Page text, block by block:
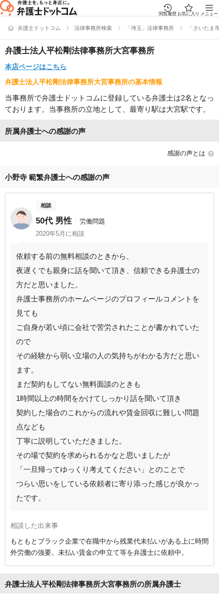
閲覧履歴 お気に入り メニュー
弁護士ドットコム 法律事務所検索 「埼玉」法律事務所 「さいたま
弁護士法人平松剛法律事務所大宮事務所
本店ページはこちら
弁護士法人平松剛法律事務所大宮事務所の基本情報
当事務所で弁護士ドットコムに登録している弁護士は2名となっ
ております。当事務所の立地として、最寄り駅は大宮駅です。
所属弁護士への感謝の声
感謝の声とは
小野寺 範繁弁護士への感謝の声
相談
50代 男性
労働問題
2020年5月に相談
依頼する前の無料相談のときから、
夜遅くでも親身に話を聞いて頂き、信頼できる弁護士の
方だと思いました。
弁護士事務所のホームページのプロフィールコメントを
見ても
ご自身が若い頃に会社で苦労されたことが書かれていた
ので
その経験から弱い立場の人の気持ちがわかる方だと思い
ます。
まだ契約もしてない無料面談のときも
1時間以上の時間をかけてしっかり話を聞いて頂き
契約した場合のこれからの流れや賃金回収に難しい問題
点なども
丁寧に説明していただきました。
その場で契約を求められるかなと思いましたが
「一旦帰ってゆっくり考えてください」とのことで
つらい思いをしている依頼者に寄り添った感じが良かっ
たです。
相談した出来事
もともとブラック企業で在職中から残業代未払いがある上に時間
外労働の強要。未払い賃金の申立て等を弁護士に依頼中。
弁護士法人平松剛法律事務所大宮事務所の所属弁護士